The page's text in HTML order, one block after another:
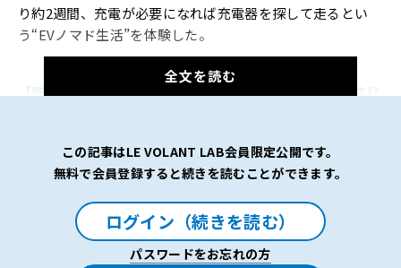
り約2週間、充電が必要になれば充電器を探して走るとい
う“EVノマド生活”を体験した。
【画像13枚】この優雅なコクピットで“あんパン”を食す!?
よると、MINIのEV（MINIクーパーE／MINIエースマンE／
MINIカントリーマンE）を購入したオーナーの半数以上
は、自宅に充電設備がないという。自宅に充電設備がない
全文を読む
この記事はLE VOLANT LAB会員限定公開です。
無料で会員登録すると続きを読むことができます。
ログイン（続きを読む）
パスワードをお忘れの方